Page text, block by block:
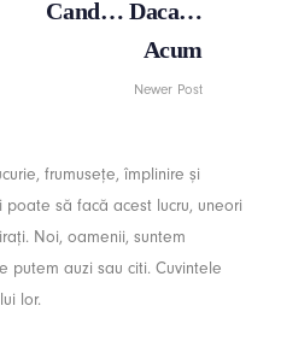
Cand… Daca…
Acum
Newer Post
frumusețe, împlinire și
să facă acest lucru, uneori
Noi, oamenii, suntem
putem auzi sau citi. Cuvintele
lor.